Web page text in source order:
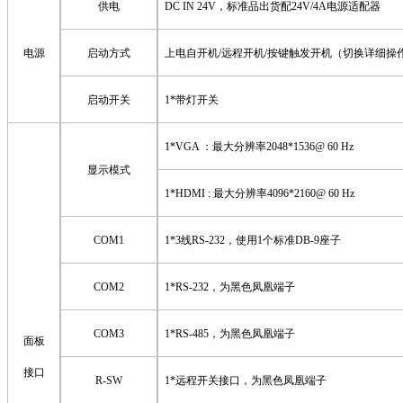
电源
供电 DC IN 24V，标准品出货配24V/4A电源适配器
启动方式 上电自开机/远程开机/按键触发开机 （切换详细操
启动开关 1*带灯开关
面板
接口
显示模式
1*VGA ：最大分辨率2048*1536@ 60 Hz
1*HDMI : 最大分辨率4096*2160@ 60 Hz
COM1 1*3线RS-232， 使用1个标准DB-9座子
COM2 1*RS-232 ，为黑色凤凰端子
COM3 1*RS-485 ，为黑色凤凰端子
R-SW 1*远程开关接口 ，为黑色凤凰端子